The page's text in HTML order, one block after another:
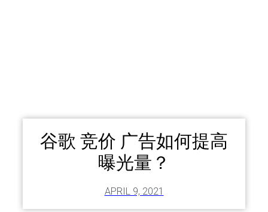
谷歌 竞价 广告如何提高
曝光量？
APRIL 9, 2021